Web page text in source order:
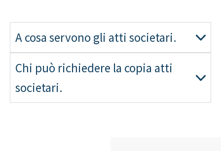
A cosa servono gli atti societari.
Chi può richiedere la copia atti
societari.